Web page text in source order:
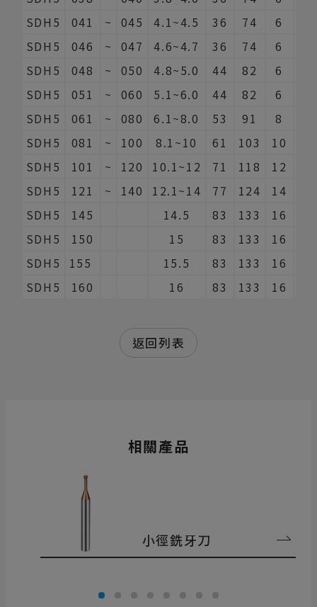
SDH5
041 ~ 045 4.1~4.5 36 74 6
SDH5
046 ~ 047 4.6~4.7 36 74 6
SDH5
048 ~ 050 4.8~5.0 44 82 6
SDH5
051 ~ 060 5.1~6.0 44 82 6
SDH5
061 ~ 080 6.1~8.0 53 91 8
SDH5
081 ~ 100 8.1~10 61 103 10
SDH5
101 ~ 120 10.1~12 71 118 12
SDH5
121 ~ 140 12.1~14 77 124 14
SDH5
145 14.5 83 133 16
SDH5
150 15 83 133 16
SDH5
155 15.5 83 133 16
SDH5
160 16 83 133 16
返回列表
相關產品
小徑銑牙刀